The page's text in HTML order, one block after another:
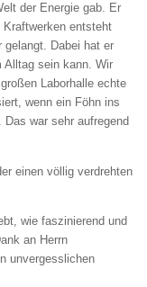
der Energie gab. Er
entsteht
gelangt. Dabei hat er
Alltag sein kann. Wir
Laborhalle echte
wenn ein Föhn ins
war sehr aufregend
einen völlig verdrehten
wie faszinierend und
an Herrn
unvergesslichen